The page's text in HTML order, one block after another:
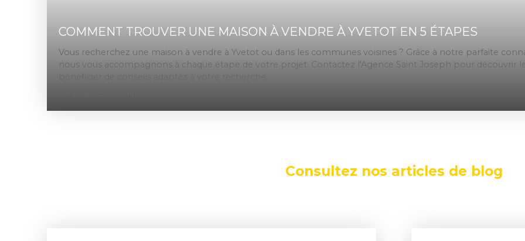
COMMENT TROUVER UNE MAISON À VENDRE À YVETOT EN 5 ÉTAPES
Vous recherchez une maison à vendre à Yvetot ou dans les communes voisines ? Grâce à notre parfaite
nous vous accompagnons à chaque étape de votre projet. Contactez l'Agence Saint Joseph pour
Consultez nos articles de blog